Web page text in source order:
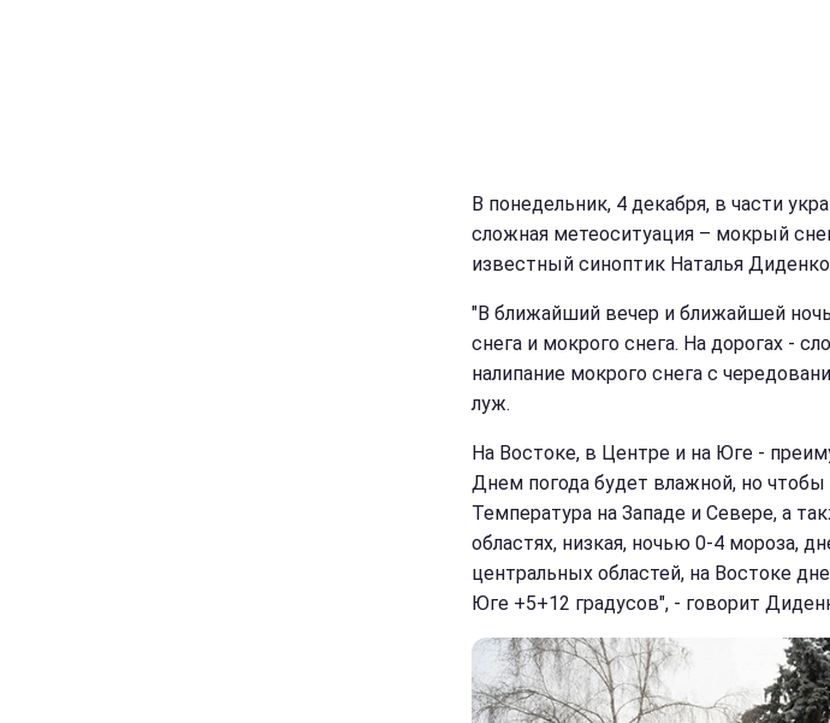
В понедельник, 4 декабря, в части
сложная метеоситуация – мокрый
известный синоптик Наталья
"В ближайший вечер и ближайшей
снега и мокрого снега. На дорогах -
налипание мокрого снега с
луж.
На Востоке, в Центре и на Юге -
Днем погода будет влажной, но
Температура на Западе и Севере, а
областях, низкая, ночью 0-4 мороза,
центральных областей, на Востоке
Юге +5+12 градусов", - говорит